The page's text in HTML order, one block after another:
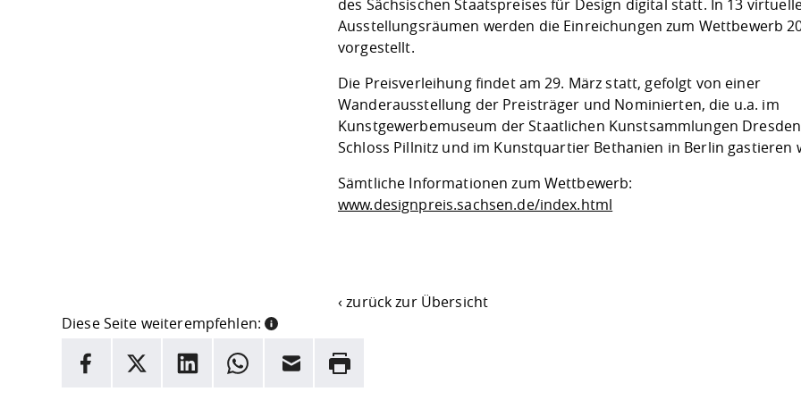
des Sächsischen Staatspreises für Design digital statt. In 13
Ausstellungsräumen werden die Einreichungen zum Wettbewerb
vorgestellt.
Die Preisverleihung findet am 29. März statt, gefolgt von einer
Wanderausstellung der Preisträger und Nominierten, die u.a. im
Kunstgewerbemuseum der Staatlichen Kunstsammlungen
Schloss Pillnitz und im Kunstquartier Bethanien in Berlin gastieren
Sämtliche Informationen zum Wettbewerb:
www.designpreis.sachsen.de/index.html
‹zurück zur Übersicht
Diese Seite weiterempfehlen:
INFORMATION
Facebook
X LinkedInWhatsappE-Mail Drucken